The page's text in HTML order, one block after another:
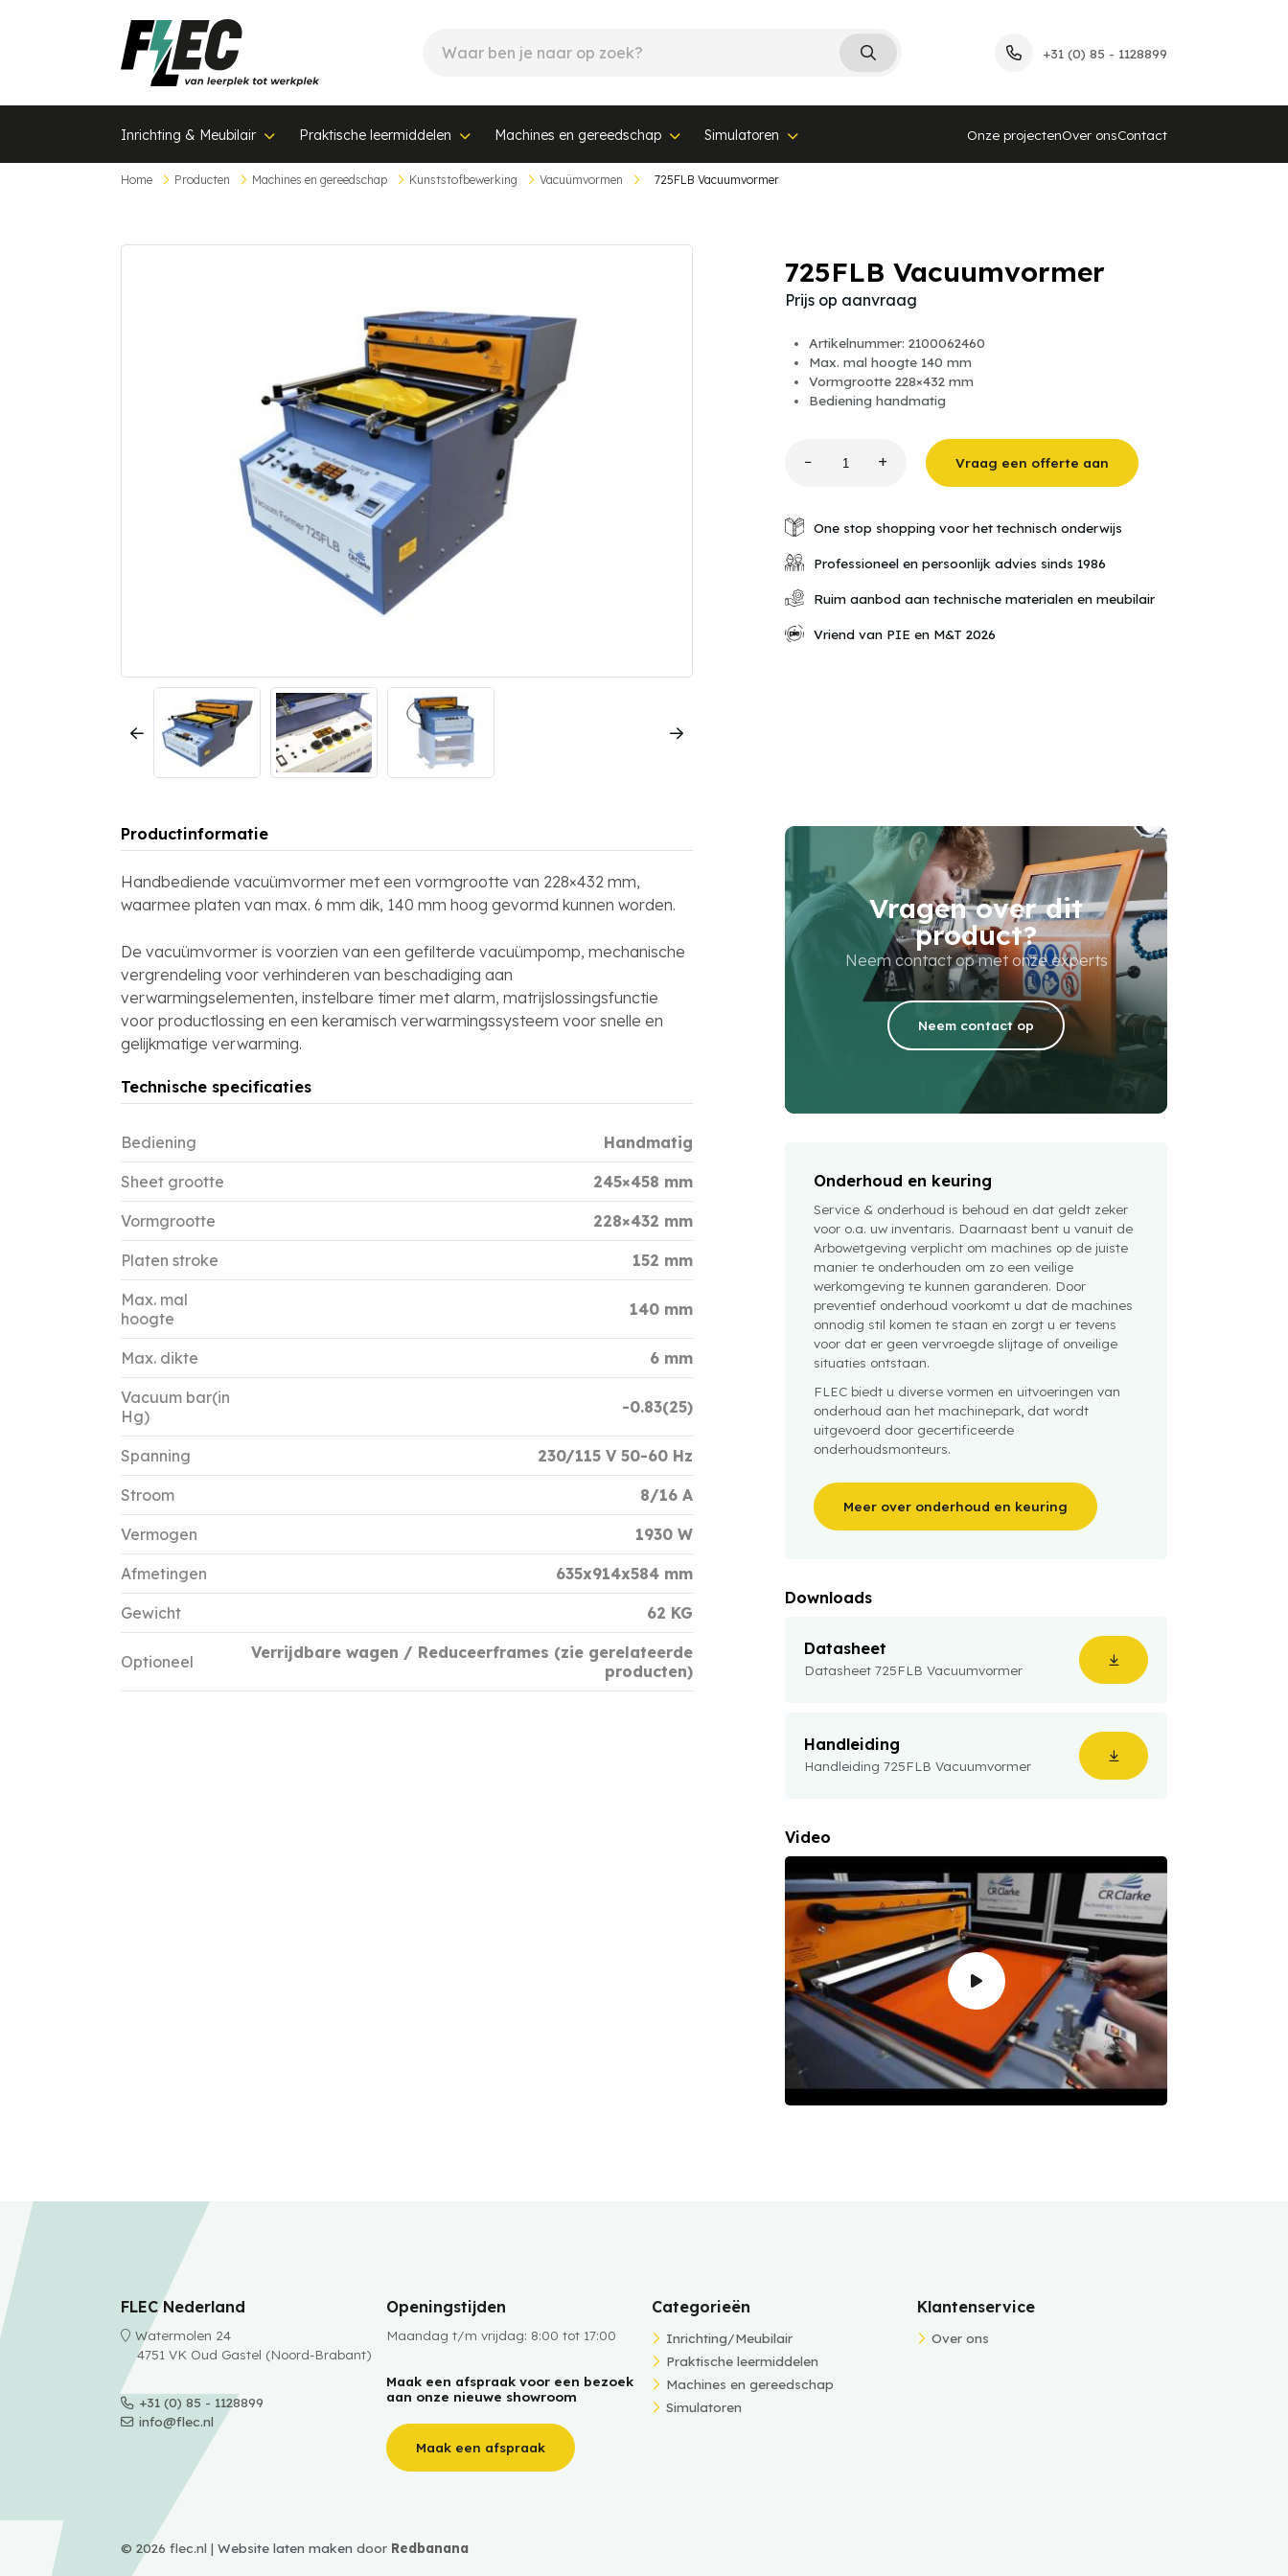
+31 (0) 85 - 1128899
Inrichting & Meubilair Praktische leermiddelen Machines en gereedschap Simulatoren Onze projectenOver onsContact
Home Producten Machines en gereedschap Kunststofbewerking Vacuümvormen 725FLB Vacuumvormer
725FLB Vacuumvormer
Prijs op aanvraag
Artikelnummer: 2100062460
Max. mal hoogte 140 mm
Vormgrootte 228×432 mm
Bediening handmatig
− + Vraag een offerte aan
One stop shopping voor het technisch onderwijs
Professioneel en persoonlijk advies sinds 1986
Ruim aanbod aan technische materialen en meubilair
Vriend van PIE en M&T 2026
Productinformatie
Handbediende vacuümvormer met een vormgrootte van 228×432 mm,
waarmee platen van max. 6 mm dik, 140 mm hoog gevormd kunnen worden.
De vacuümvormer is voorzien van een gefilterde vacuümpomp, mechanische
vergrendeling voor verhinderen van beschadiging aan
verwarmingselementen, instelbare timer met alarm, matrijslossingsfunctie
voor productlossing en een keramisch verwarmingssysteem voor snelle en
gelijkmatige verwarming.
Technische specificaties
Bediening Handmatig
Sheet grootte 245×458 mm
Vormgrootte 228×432 mm
Platen stroke 152 mm
Max. mal
hoogte
140 mm
Max. dikte 6 mm
Vacuum bar(in
Hg)
-0.83(25)
Spanning 230/115 V 50-60 Hz
Stroom 8/16 A
Vermogen 1930 W
Afmetingen 635x914x584 mm
Gewicht 62 KG
Optioneel
Verrijdbare wagen / Reduceerframes (zie gerelateerde
producten)
Vragen over dit
product?
Neem contact op met onze experts
Neem contact op
Onderhoud en keuring
Service & onderhoud is behoud en dat geldt zeker
voor o.a. uw inventaris. Daarnaast bent u vanuit de
Arbowetgeving verplicht om machines op de juiste
manier te onderhouden om zo een veilige
werkomgeving te kunnen garanderen. Door
preventief onderhoud voorkomt u dat de machines
onnodig stil komen te staan en zorgt u er tevens
voor dat er geen vervroegde slijtage of onveilige
situaties ontstaan.
FLEC biedt u diverse vormen en uitvoeringen van
onderhoud aan het machinepark, dat wordt
uitgevoerd door gecertificeerde
onderhoudsmonteurs.
Meer over onderhoud en keuring
Downloads
Datasheet
Datasheet 725FLB Vacuumvormer
Handleiding
Handleiding 725FLB Vacuumvormer
Video
FLEC Nederland
Watermolen 24
4751 VK Oud Gastel (Noord-Brabant)
+31 (0) 85 - 1128899
info@flec.nl
Openingstijden
Maandag t/m vrijdag: 8:00 tot 17:00
Maak een afspraak voor een bezoek
aan onze nieuwe showroom
Maak een afspraak
Categorieën
Inrichting/Meubilair
Praktische leermiddelen
Machines en gereedschap
Simulatoren
Klantenservice
Over ons
© 2026 flec.nl | Website laten maken door Redbanana